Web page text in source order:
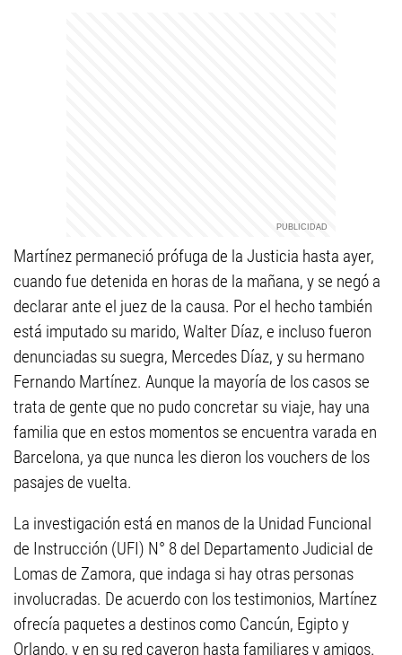
Martínez permaneció prófuga de la Justicia hasta ayer,
cuando fue detenida en horas de la mañana, y se negó a
declarar ante el juez de la causa. Por el hecho también
está imputado su marido, Walter Díaz, e incluso fueron
denunciadas su suegra, Mercedes Díaz, y su hermano
Fernando Martínez. Aunque la mayoría de los casos se
trata de gente que no pudo concretar su viaje, hay una
familia que en estos momentos se encuentra varada en
Barcelona, ya que nunca les dieron los vouchers de los
pasajes de vuelta.
La investigación está en manos de la Unidad Funcional
de Instrucción (UFI) N° 8 del Departamento Judicial de
Lomas de Zamora, que indaga si hay otras personas
involucradas. De acuerdo con los testimonios, Martínez
ofrecía paquetes a destinos como Cancún, Egipto y
Orlando, y en su red cayeron hasta familiares y amigos.